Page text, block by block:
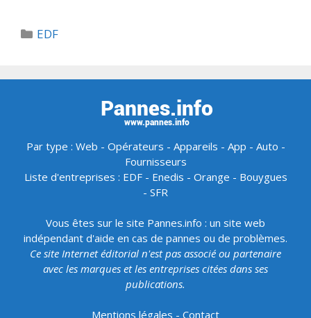
Catégories
EDF
Par type : Web - Opérateurs - Appareils - App - Auto -
Fournisseurs
Liste d'entreprises : EDF- Enedis - Orange - Bouygues
- SFR
Vous êtes sur le site Pannes.info : un site web
indépendant d'aide en cas de pannes ou de problèmes.
Ce site Internet éditorial n'est pas associé ou partenaire
avec les marques et les entreprises citées dans ses
publications.
Mentions légales - Contact